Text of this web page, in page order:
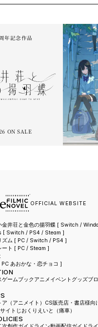
年記念作品
ON SALE
OFFICIAL WEBSITE
金井荘と金色の揚羽蝶 [ Switch /
[ Switch / PS4 / Steam ]
ズム [ PC / Switch / PS4 ]
ート [ PC / Steam ]
あおかな・恋チョコ ]
ゲームブック アニメ イベント グッズブ
（アニメイト） CS販売店・書店様向
イト じおくりえいと（痛車）